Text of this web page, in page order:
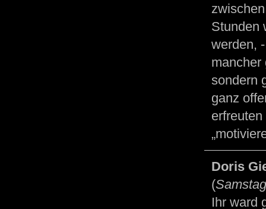
Stunden
werden,
mancher
sondern
ganz
Doris
(
Ihr ward